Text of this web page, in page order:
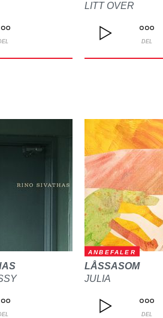
LITT OVER
DEL
ANBEFALER
LÅSSASOM
JULIA
DEL